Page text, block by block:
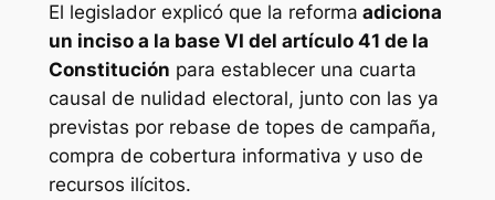
El legislador explicó que la reforma adiciona
un inciso a la base VI del artículo 41 de la
Constitución para establecer una cuarta
causal de nulidad electoral, junto con las ya
previstas por rebase de topes de campaña,
compra de cobertura informativa y uso de
recursos ilícitos.